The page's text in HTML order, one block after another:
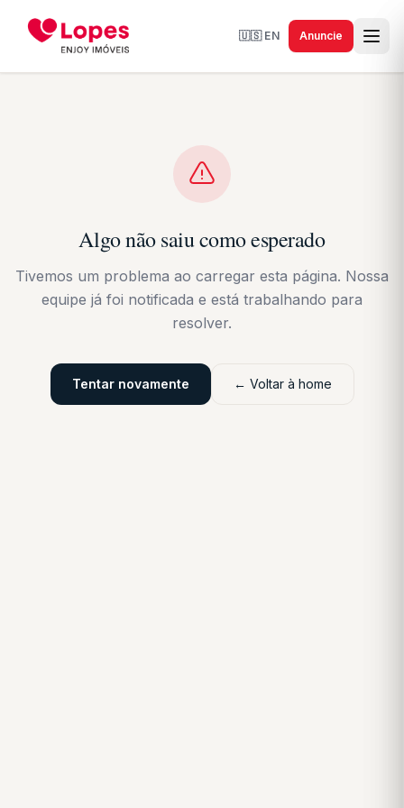
🇺🇸 EN Anuncie
Algo não saiu como esperado
Tivemos um problema ao carregar esta página. Nossa
equipe já foi notificada e está trabalhando para
resolver.
Tentar novamente ← Voltar à home